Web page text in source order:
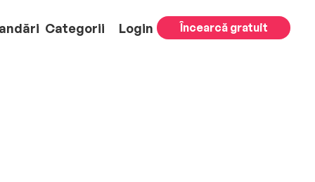
Categorii Login Încearcă gratuit